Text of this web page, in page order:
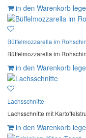
in den Warenkorb
Büffelmozzarella im
Büffelmozzarella im
in den Warenkorb
Lachsschnitte
Lachsschnitte mit
in den Warenkorb